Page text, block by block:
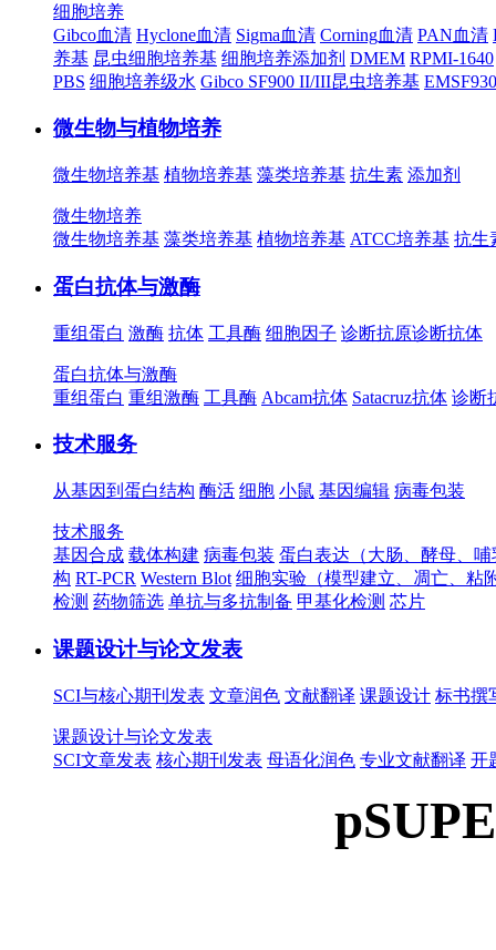
细胞培养
Gibco血清 Hyclone血清 Sigma血清 Corning血清 PAN血清
养基 昆虫细胞培养基 细胞培养添加剂 DMEM RPMI-1640
PBS 细胞培养级水 Gibco SF900 II/III昆虫培养基
微生物与植物培养
微生物培养基 植物培养基 藻类培养基 抗生素 添加剂
微生物培养
微生物培养基 藻类培养基 植物培养基 ATCC培养基 抗生
蛋白抗体与激酶
重组蛋白 激酶 抗体 工具酶 细胞因子 诊断抗原诊断抗体
蛋白抗体与激酶
重组蛋白 重组激酶 工具酶 Abcam抗体 Satacruz抗体 诊断
技术服务
从基因到蛋白结构 酶活 细胞 小鼠 基因编辑 病毒包装
技术服务
基因合成 载体构建 病毒包装 蛋白表达（大肠、酵母、
构 RT-PCR Western Blot 细胞实验（模型建立、凋亡、粘
检测 药物筛选 单抗与多抗制备 甲基化检测 芯片
课题设计与论文发表
SCI与核心期刊发表 文章润色 文献翻译 课题设计 标书撰
课题设计与论文发表
SCI文章发表 核心期刊发表 母语化润色 专业文献翻译 开